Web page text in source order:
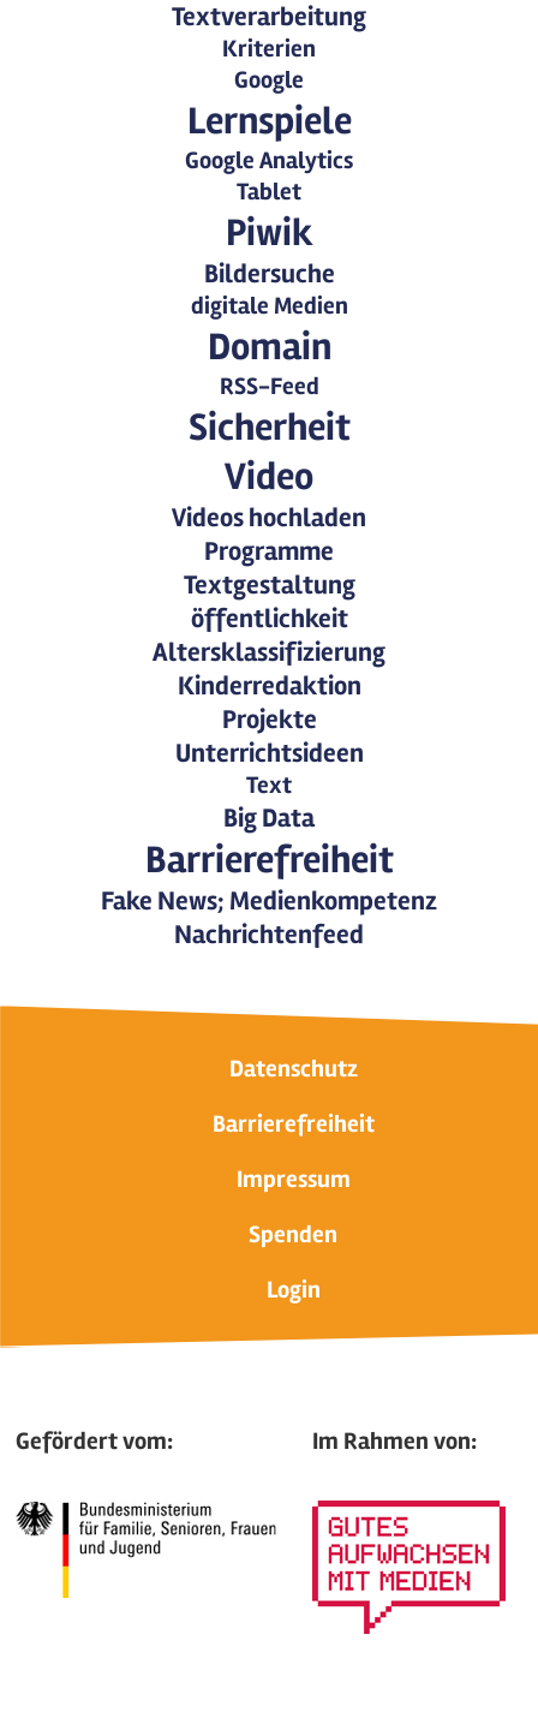
Textverarbeitung
Kriterien
Google
Lernspiele
Google Analytics
Tablet
Piwik
Bildersuche
digitale Medien
Domain
RSS-Feed
Sicherheit
Video
Videos hochladen
Programme
Textgestaltung
öffentlichkeit
Altersklassifizierung
Kinderredaktion
Projekte
Unterrichtsideen
Text
Big Data
Barrierefreiheit
Fake News; Medienkompetenz
Nachrichtenfeed
Datenschutz
Barrierefreiheit
Impressum
Spenden
Login
Gefördert vom: Im Rahmen von: